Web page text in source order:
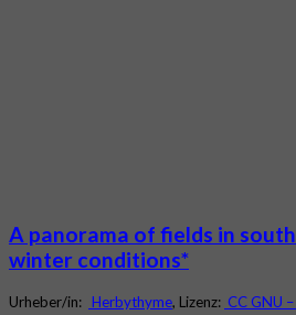
A panorama of fields in
winter conditions*
Urheber/in: Herbythyme, Lizenz: CC GNU